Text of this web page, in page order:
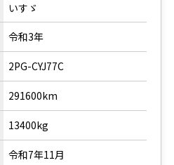
いすゞ
令和3年
2PG-CYJ77C
291600km
13400kg
令和7年11月